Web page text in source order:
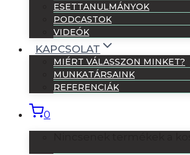
ESETTANULMÁNYOK
PODCASTOK
VIDEÓK
KAPCSOLAT
MIÉRT VÁLASSZON MINKET?
MUNKATÁRSAINK
REFERENCIÁK
0